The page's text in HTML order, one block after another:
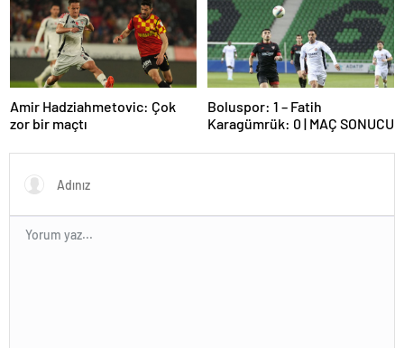
Amir Hadziahmetovic: Çok
zor bir maçtı
Boluspor: 1 – Fatih
Karagümrük: 0 | MAÇ SONUCU